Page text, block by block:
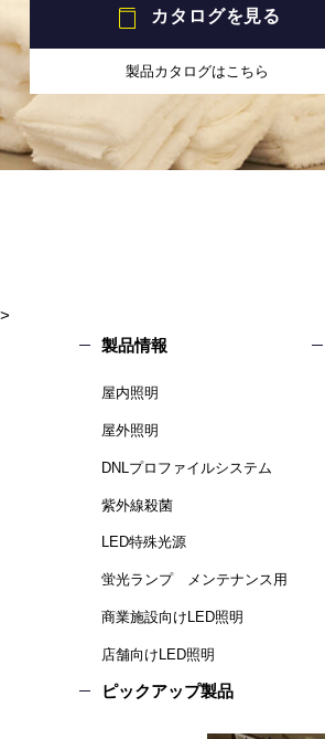
カタログを見る
製品カタログはこちら
>
製品情報
屋内照明
屋外照明
DNLプロファイルシステム
紫外線殺菌
LED特殊光源
蛍光ランプ メンテナンス用
商業施設向けLED照明
店舗向けLED照明
ピックアップ製品